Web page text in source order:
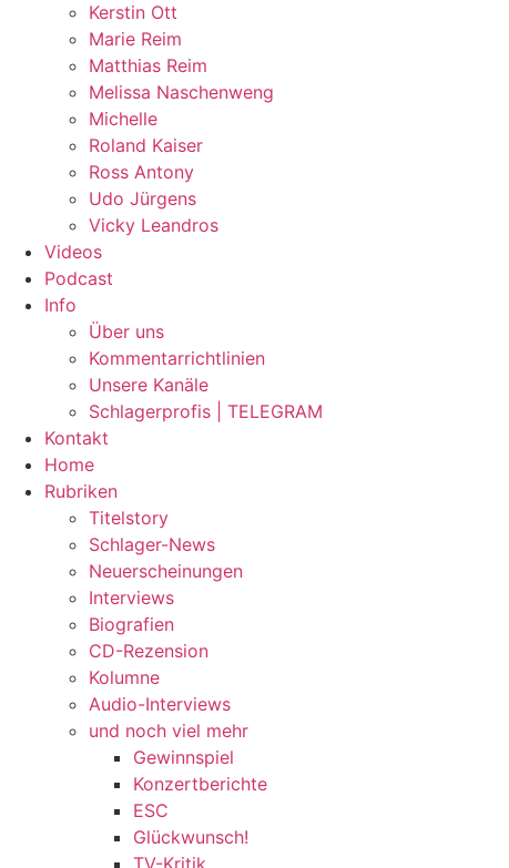
Kerstin Ott
Marie Reim
Matthias Reim
Melissa Naschenweng
Michelle
Roland Kaiser
Ross Antony
Udo Jürgens
Vicky Leandros
Videos
Podcast
Info
Über uns
Kommentarrichtlinien
Unsere Kanäle
Schlagerprofis | TELEGRAM
Kontakt
Home
Rubriken
Titelstory
Schlager-News
Neuerscheinungen
Interviews
Biografien
CD-Rezension
Kolumne
Audio-Interviews
und noch viel mehr
Gewinnspiel
Konzertberichte
ESC
Glückwunsch!
TV-Kritik